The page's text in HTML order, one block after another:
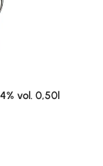
vol. 0,50l